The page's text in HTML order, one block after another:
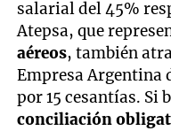
salarial del 45%
Atepsa, que
aéreos, también
Empresa Argentina
por 15 cesantías. Si
conciliación